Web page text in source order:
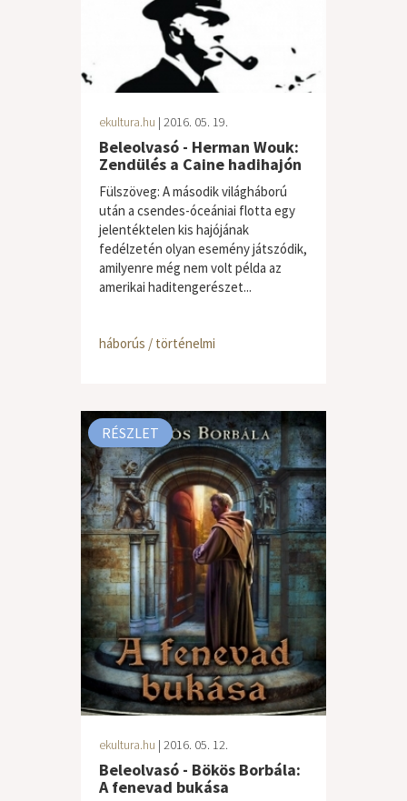
ekultura.hu | 2016. 05. 19.
Beleolvasó - Herman Wouk:
Zendülés a Caine hadihajón
Fülszöveg: A második világháború
után a csendes-óceániai flotta egy
jelentéktelen kis hajójának
fedélzetén olyan esemény játszódik,
amilyenre még nem volt példa az
amerikai haditengerészet...
háborús / történelmi
RÉSZLET
ekultura.hu | 2016. 05. 12.
Beleolvasó - Bökös Borbála:
A fenevad bukása